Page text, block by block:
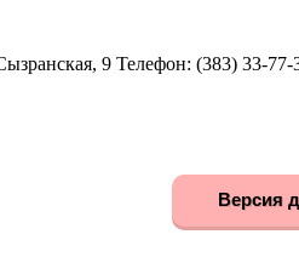
9 Телефон: (383) 33-
Версия